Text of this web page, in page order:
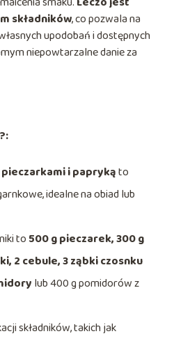
składników, co pozwala na
upodobań i dostępnych
niepowtarzalne danie za
pieczarkami i paprykąto
idealne na obiad lub
to 500 g pieczarek, 300 g
2 cebule, 3 ząbki czosnku
lub 400 g pomidorów z
składników, takich jak